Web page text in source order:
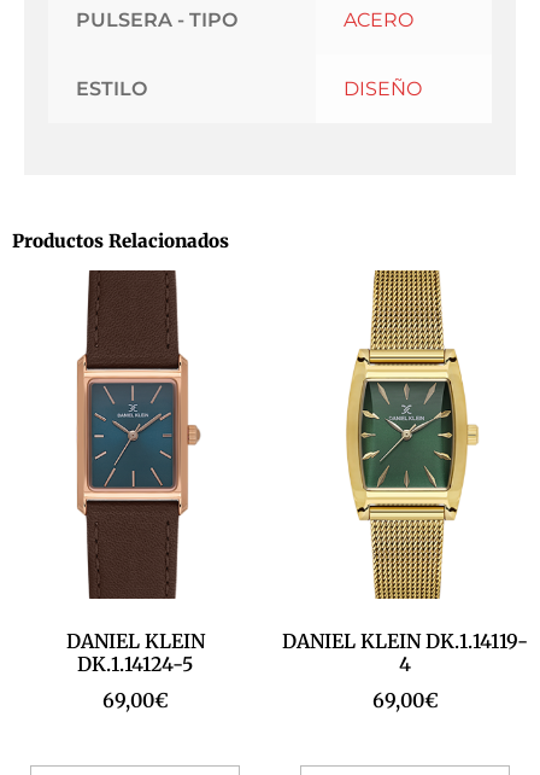
PULSERA - TIPO ACERO
ESTILO DISEÑO
Productos Relacionados
DANIEL KLEIN
DK.1.14124-5
69,00€
DANIEL KLEIN DK.1.14119-
4
69,00€